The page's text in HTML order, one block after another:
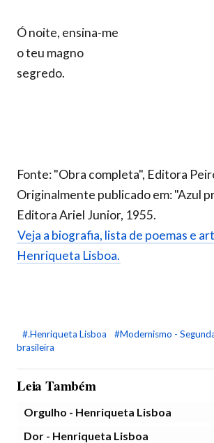
Ó noite, ensina-me
o teu magno
segredo.
Fonte: "Obra completa", Editora
Originalmente publicado em: "Azul
Editora Ariel Junior, 1955.
Veja a biografia, lista de poemas e
Henriqueta Lisboa.
#.Henriqueta Lisboa #Modernismo -
brasileira
Leia Também
Orgulho - Henriqueta Lisboa
Dor - Henriqueta Lisboa